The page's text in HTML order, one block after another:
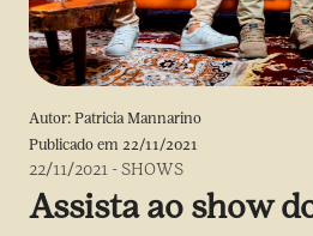
Autor: Patricia Mannarino
Publicado em 22/11/2021
22/11/2021 -SHOWS
Assista ao show